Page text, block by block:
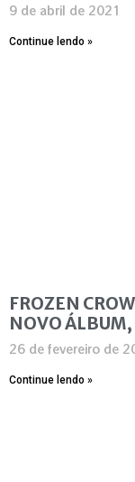
9 de abril de 2021
Continue lendo »
FROZEN
NOVO
26 de fevereiro de
Continue lendo »